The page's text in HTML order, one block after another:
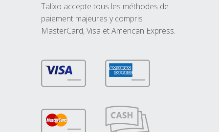
Talixo accepte tous les méthodes de
paiement majeures y compris
MasterCard, Visa et American Express.